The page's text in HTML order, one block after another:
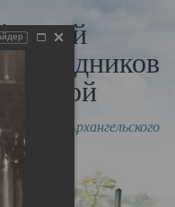
музей
Архангельского